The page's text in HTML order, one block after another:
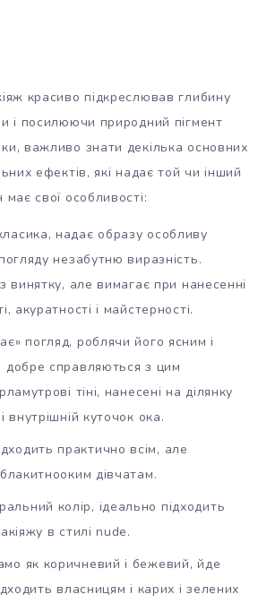
красиво підкреслював глибину
і посилюючи природний пігмент
важливо знати декілька основних
ефектів, які надає той чи інший
свої особливості:
надає образу особливу
незабутню виразність.
винятку, але вимагає при нанесенні
акуратності і майстерності.
погляд, роблячи його ясним і
справляються з цим
тіні, нанесені на ділянку
внутрішній куточок ока.
практично всім, але
дівчатам.
колір, ідеально підходить
в стилі nude.
як коричневий і бежевий, йде
власницям і карих і зелених